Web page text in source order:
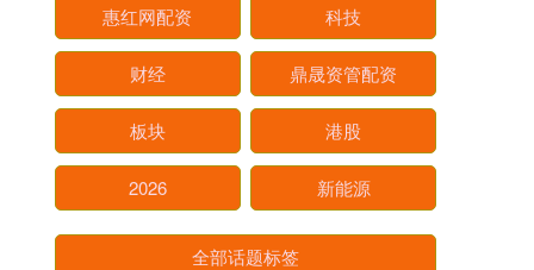
惠红网配资 科技
财经 鼎晟资管配资
板块 港股
2026 新能源
全部话题标签